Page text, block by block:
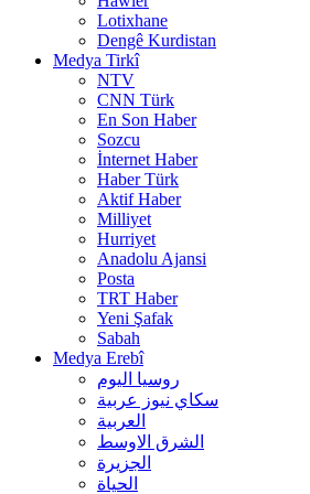
Lotixhane
Dengê Kurdistan
Medya Tirkî
NTV
CNN Türk
En Son Haber
Sozcu
İnternet Haber
Haber Türk
Aktif Haber
Milliyet
Hurriyet
Anadolu Ajansi
Posta
TRT Haber
Yeni Şafak
Sabah
Medya Erebî
روسیا الیوم
سكاي نيوز عربية
العربية
الشرق الاوسط
الجزيرة
الحیاة